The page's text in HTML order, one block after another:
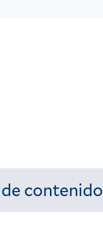
contenido